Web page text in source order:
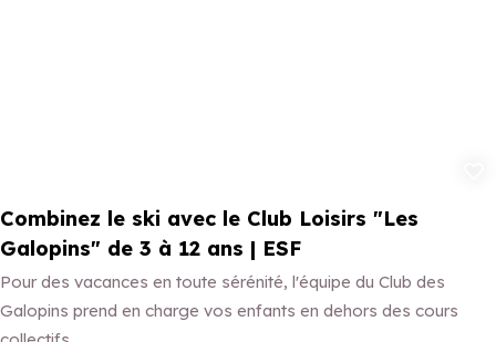
Combinez le ski avec le Club Loisirs "Les
Galopins" de 3 à 12 ans | ESF
Pour des vacances en toute sérénité, l'équipe du Club des
Galopins prend en charge vos enfants en dehors des cours